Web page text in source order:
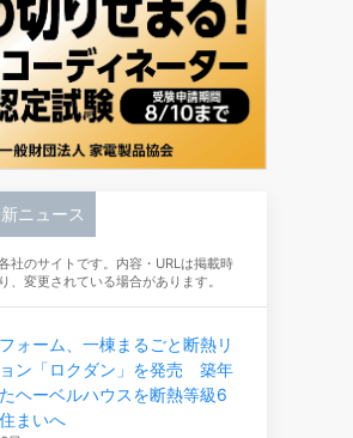
ニュース
社のサイトです。内容・URLは掲載時
、変更されている場合があります。
ォーム、一棟まるごと断熱リ
ン「ロクダン」を発売 築年
ヘーベルハウスを断熱等級6
まいへ